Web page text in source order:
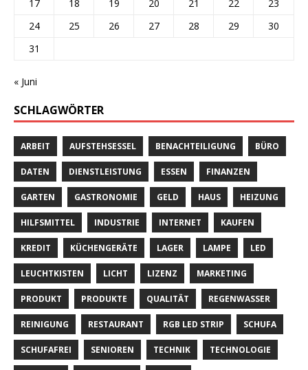
17
18 19 20 21 22
23
24
25 26 27 28 29
30
31
« Juni
SCHLAGWÖRTER
ARBEIT AUFSTEHSESSEL BENACHTEILIGUNG BÜRO
DATEN DIENSTLEISTUNG ESSEN FINANZEN
GARTEN GASTRONOMIE GELD HAUS HEIZUNG
HILFSMITTEL INDUSTRIE INTERNET KAUFEN
KREDIT KÜCHENGERÄTE LAGER LAMPE LED
LEUCHTKISTEN LICHT LIZENZ MARKETING
PRODUKT PRODUKTE QUALITÄT REGENWASSER
REINIGUNG RESTAURANT RGB LED STRIP SCHUFA
SCHUFAFREI SENIOREN TECHNIK TECHNOLOGIE